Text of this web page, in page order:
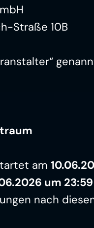
Straße 10B
am
um 23:59
nach